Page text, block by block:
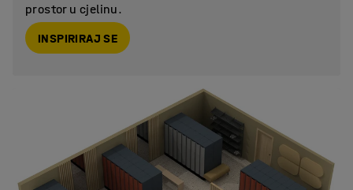
prostor u cjelinu.
INSPIRIRAJ SE